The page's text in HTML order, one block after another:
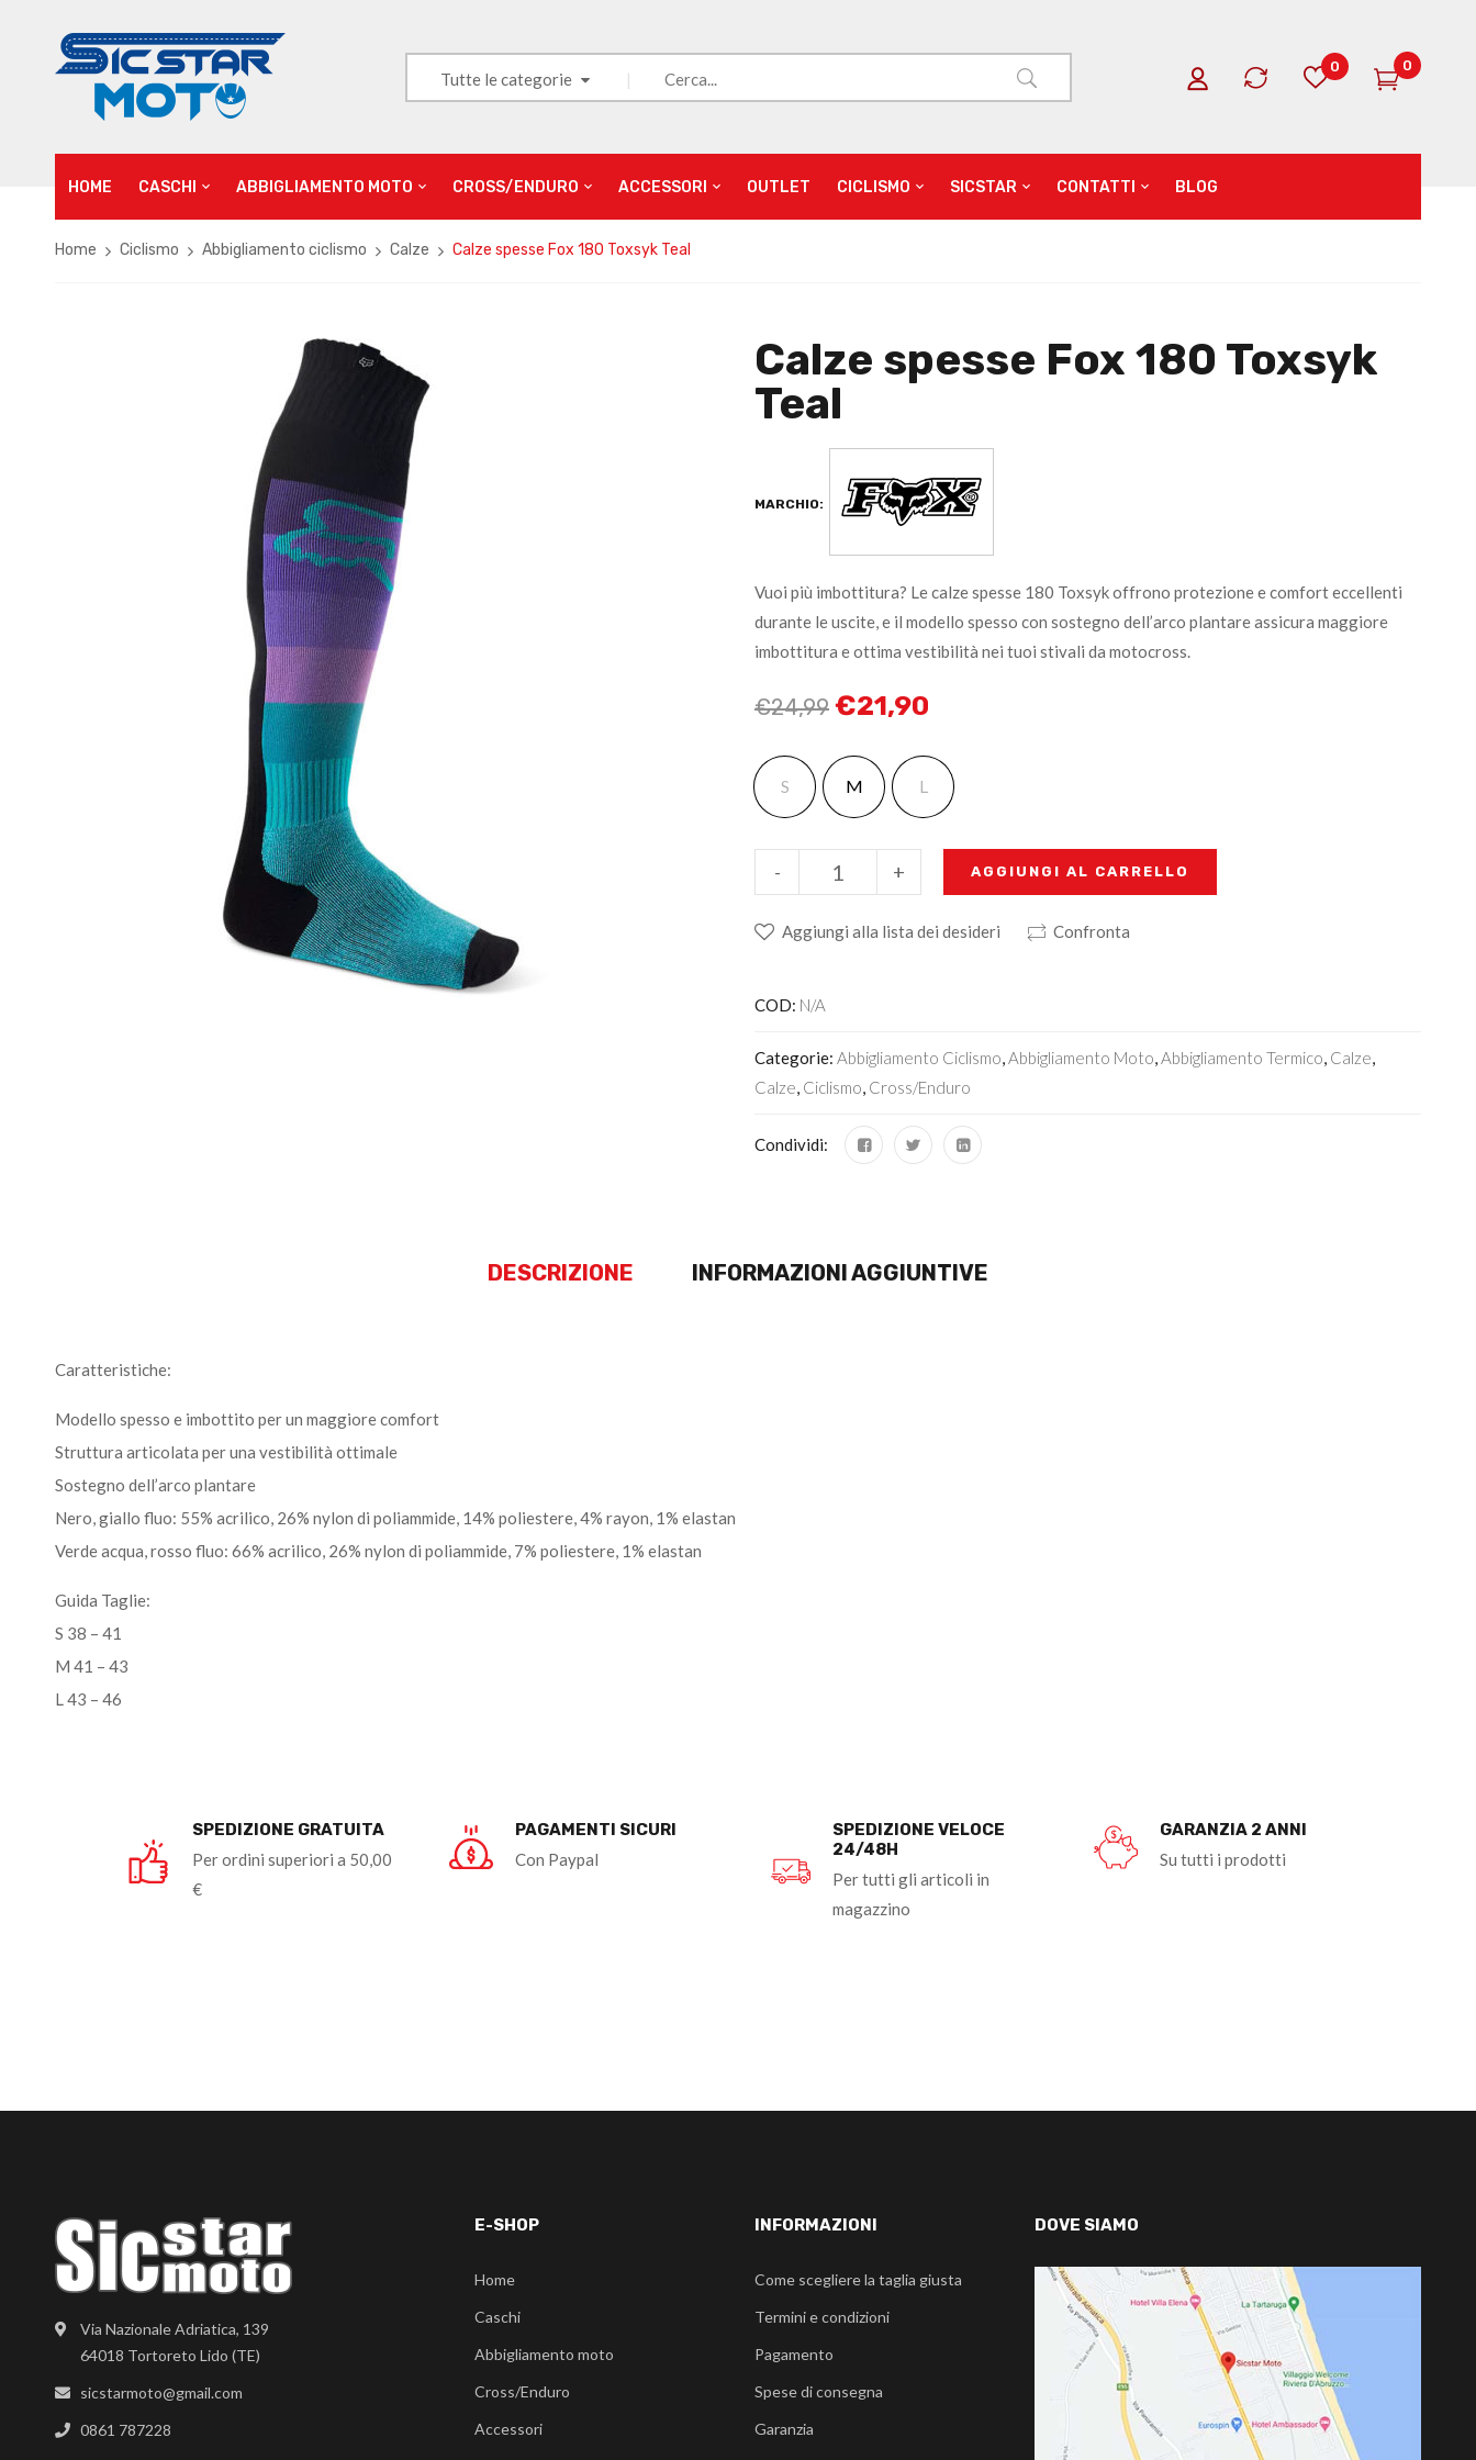
Tutte le categorie
0 0
HOME CASCHI ABBIGLIAMENTO MOTO CROSS/ENDURO ACCESSORI OUTLET CICLISMO SICSTAR CONTATTI BLOG
Home Ciclismo Abbigliamento ciclismo Calze Calze spesse Fox 180 Toxsyk Teal
Calze spesse Fox 180 Toxsyk
Teal
MARCHIO:
Vuoi più imbottitura? Le calze spesse 180 Toxsyk offrono protezione e comfort eccellenti
durante le uscite, e il modello spesso con sostegno dell’arco plantare assicura maggiore
imbottitura e ottima vestibilità nei tuoi stivali da motocross.
€24,99 €21,90
S M L
+
- AGGIUNGI AL CARRELLO
Aggiungi alla lista dei desideri Confronta
COD: N/A
Categorie: Abbigliamento Ciclismo Abbigliamento Moto Abbigliamento Termico Calze
Calze Ciclismo Cross/Enduro
Condividi:
DESCRIZIONE INFORMAZIONI AGGIUNTIVE
Caratteristiche:
Modello spesso e imbottito per un maggiore comfort
Struttura articolata per una vestibilità ottimale
Sostegno dell’arco plantare
Nero, giallo fluo: 55% acrilico, 26% nylon di poliammide, 14% poliestere, 4% rayon, 1% elastan
Verde acqua, rosso fluo: 66% acrilico, 26% nylon di poliammide, 7% poliestere, 1% elastan
Guida Taglie:
S 38 – 41
M 41 – 43
L 43 – 46
SPEDIZIONE GRATUITA
Per ordini superiori a 50,00
€
PAGAMENTI SICURI
Con Paypal
SPEDIZIONE VELOCE
24/48H
Per tutti gli articoli in
magazzino
GARANZIA 2 ANNI
Su tutti i prodotti
Via Nazionale Adriatica, 139
64018 Tortoreto Lido (TE)
sicstarmoto@gmail.com
0861 787228
E-SHOP
Home
Caschi
Abbigliamento moto
Cross/Enduro
Accessori
INFORMAZIONI
Come scegliere la taglia giusta
Termini e condizioni
Pagamento
Spese di consegna
Garanzia
DOVE SIAMO